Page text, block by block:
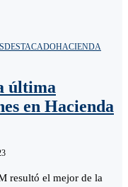
DESTACADOHACIENDA
última
en Hacienda
resultó el mejor de la